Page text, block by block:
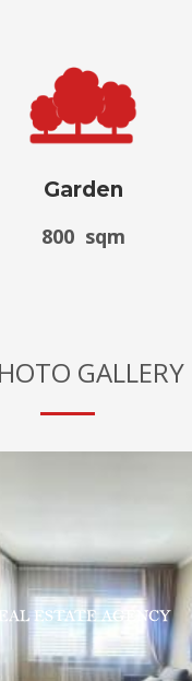
Garden
800 sqm
GALLERY